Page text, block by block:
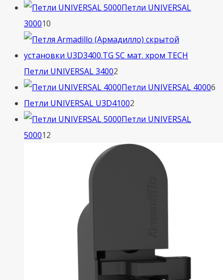
Петли UNIVERSAL
300010
товаров
Петли UNIVERSAL 34002
товара
Петли UNIVERSAL 40006
Петли UNIVERSAL U3D41002
товара
Петли UNIVERSAL
500012